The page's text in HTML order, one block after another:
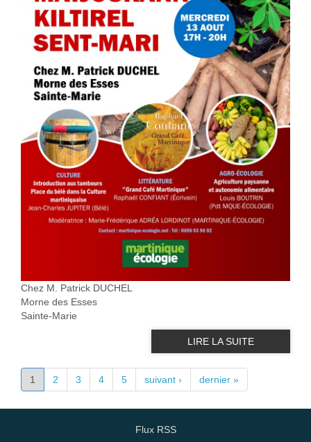
Chez M. Patrick DUCHEL
Morne des Esses
Sainte-Marie
LIRE LA SUITE
PAGES
1 2 3 4 5 suivant › dernier »
Flux RSS